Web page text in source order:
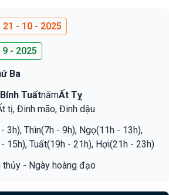
21 - 10 - 2025
9 - 2025
Ba
Bính TuấtnămẤt Tỵ
tị, Đinh mão, Đinh dậu
3h), Thìn(7h - 9h), Ngọ(11h - 13h),
15h), Tuất(19h - 21h), Hợi(21h - 23h)
thủy - Ngày hoàng đạo